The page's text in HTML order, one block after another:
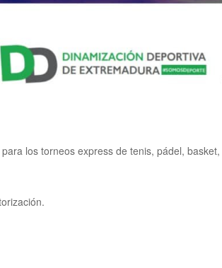
los torneos express de tenis, pádel,